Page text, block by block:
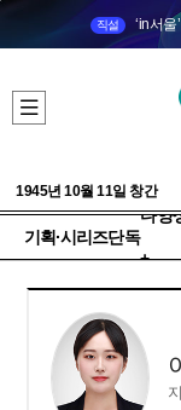
직설 ‘in서
1945년 10월 11일 창간
기획·시리즈단독
다양
+